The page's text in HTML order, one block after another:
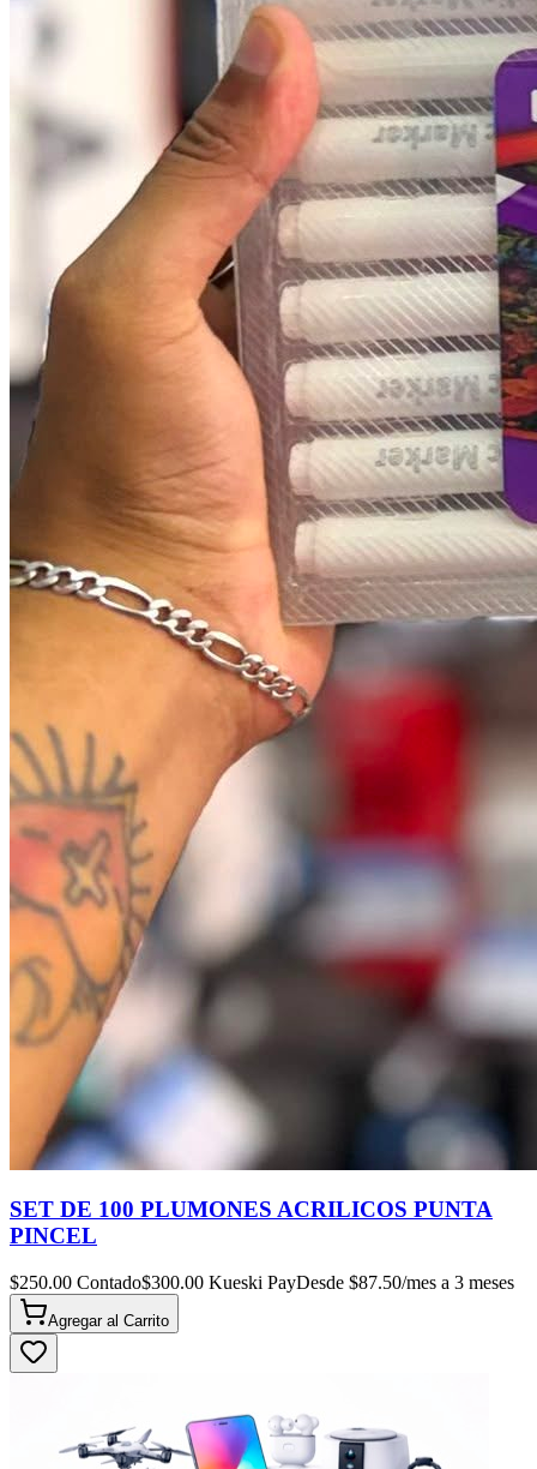
SET DE 100 PLUMONES ACRILICOS PUNTA
PINCEL
$250.00 Contado$300.00 Kueski PayDesde $87.50/mes a 3 meses
Agregar al Carrito